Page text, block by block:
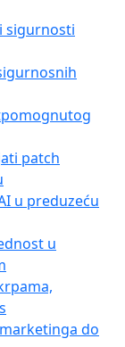
i sigurnosti
patch
u preduzeću
u
do